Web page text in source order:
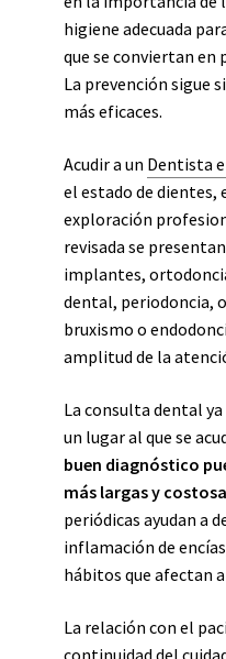
higiene adecuada
que se conviertan en
La prevención sigue
más eficaces.
Acudir a un Dentista
el estado de dientes,
exploración
revisada se
implantes,
dental, periodoncia,
bruxismo o
amplitud de la
La consulta dental
un lugar al que se
buen diagnóstico
más largas y
periódicas ayudan a
inflamación de
hábitos que afectan
La relación con el
continuidad del